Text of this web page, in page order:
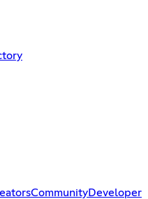
CommunityDeveloper